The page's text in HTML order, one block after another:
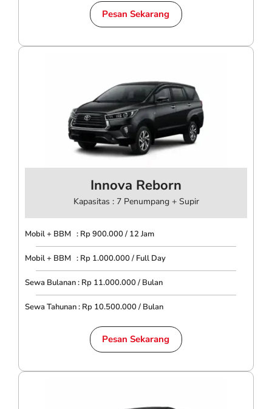
Pesan Sekarang
Innova Reborn
Kapasitas : 7 Penumpang + Supir
Mobil + BBM : Rp 900.000 / 12 Jam
Mobil + BBM : Rp 1.000.000 / Full Day
Sewa Bulanan : Rp 11.000.000 / Bulan
Sewa Tahunan : Rp 10.500.000 / Bulan
Pesan Sekarang